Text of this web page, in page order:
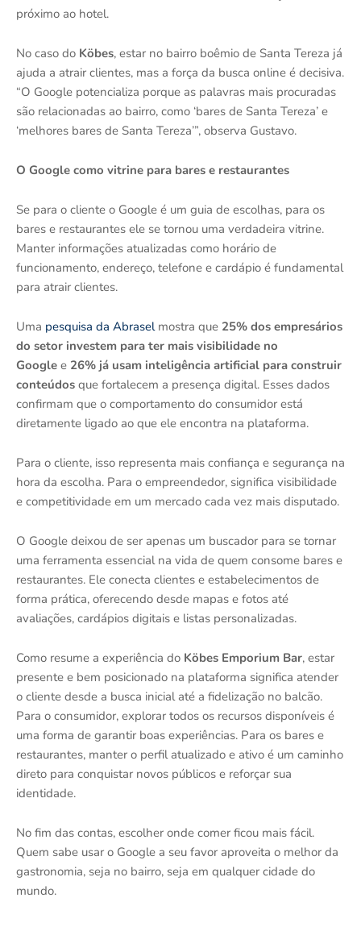
próximo ao hotel.
No caso do Köbes, estar no bairro boêmio de Santa Tereza já
ajuda a atrair clientes, mas a força da busca online é decisiva.
“O Google potencializa porque as palavras mais procuradas
são relacionadas ao bairro, como ‘bares de Santa Tereza’ e
‘melhores bares de Santa Tereza’”, observa Gustavo.
O Google como vitrine para bares e restaurantes
Se para o cliente o Google é um guia de escolhas, para os
bares e restaurantes ele se tornou uma verdadeira vitrine.
Manter informações atualizadas como horário de
funcionamento, endereço, telefone e cardápio é fundamental
para atrair clientes.
Uma pesquisa da Abraselmostra que 25% dos empresários
do setor investem para ter mais visibilidade no
Google e 26% já usam inteligência artificial para construir
conteúdos que fortalecem a presença digital. Esses dados
confirmam que o comportamento do consumidor está
diretamente ligado ao que ele encontra na plataforma.
Para o cliente, isso representa mais confiança e segurança na
hora da escolha. Para o empreendedor, significa visibilidade
e competitividade em um mercado cada vez mais disputado.
O Google deixou de ser apenas um buscador para se tornar
uma ferramenta essencial na vida de quem consome bares e
restaurantes. Ele conecta clientes e estabelecimentos de
forma prática, oferecendo desde mapas e fotos até
avaliações, cardápios digitais e listas personalizadas.
Como resume a experiência do Köbes Emporium Bar, estar
presente e bem posicionado na plataforma significa atender
o cliente desde a busca inicial até a fidelização no balcão.
Para o consumidor, explorar todos os recursos disponíveis é
uma forma de garantir boas experiências. Para os bares e
restaurantes, manter o perfil atualizado e ativo é um caminho
direto para conquistar novos públicos e reforçar sua
identidade.
No fim das contas, escolher onde comer ficou mais fácil.
Quem sabe usar o Google a seu favor aproveita o melhor da
gastronomia, seja no bairro, seja em qualquer cidade do
mundo.